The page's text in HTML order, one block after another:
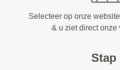
Selecteer op onze
& u ziet direct onze
Stap